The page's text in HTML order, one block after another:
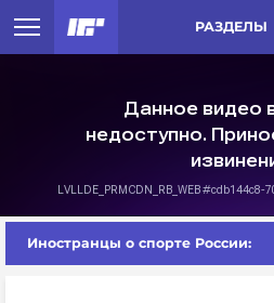
РАЗДЕЛЫ
Иностранцы о спорте России: